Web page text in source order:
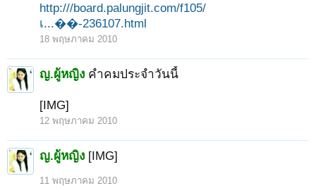
http:///board.palungjit.com/f105/
เ...��-236107.html
18 พฤษภาคม 2010
ญ.ผู้หญิง คำคมประจำวันนี้
[IMG]
12 พฤษภาคม 2010
ญ.ผู้หญิง [IMG]
11 พฤษภาคม 2010